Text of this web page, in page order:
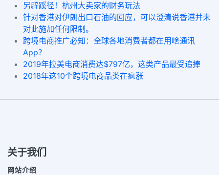
另辟蹊径！杭州大卖家的财务玩法
针对香港对伊朗出口石油的回应，可以澄清说香港并未
对此施加任何限制。
跨境电商推广必知：全球各地消费者都在用啥通讯
App？
2019年拉美电商消费达$797亿，这类产品最受追捧
2018年这10个跨境电商品类在疯涨
关于我们
网站介绍